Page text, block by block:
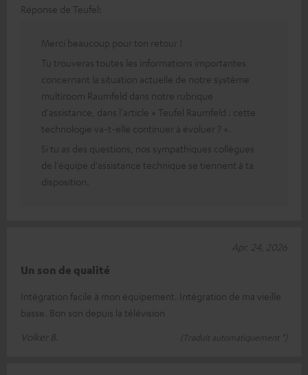
Réponse de Teufel:
Merci beaucoup pour ton retour !
Tu trouveras toutes les informations importantes
concernant la situation actuelle de notre système
multiroom Raumfeld dans notre rubrique
d'assistance, dans l'article « Teufel Raumfeld : cette
technologie va-t-elle continuer à évoluer ? ».
Si tu as des questions, nos sympathiques collègues
de l'équipe d'assistance technique se tiennent à ta
disposition.
Un son de qualité
Intégration facile à mon équipement. Intégration de ma vieille
basse. Bon son depuis la télévision
Volker B.
(Traduit automatiquement *)
Apr. 24, 2026